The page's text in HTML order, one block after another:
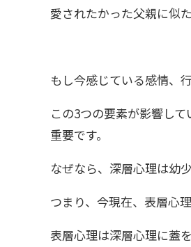
愛されたかった父親に
もし今感じている感情、
この3つの要素が影響し
重要です。
なぜなら、深層心理は幼
つまり、今現在、表層心
表層心理は深層心理に蓋